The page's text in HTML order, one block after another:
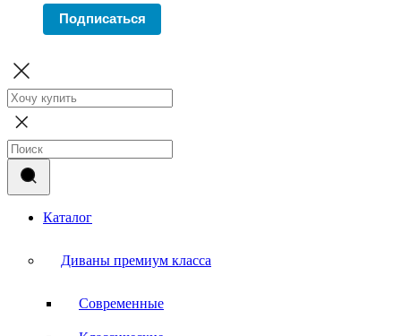
Подписаться
Каталог
Диваны премиум класса
Современные